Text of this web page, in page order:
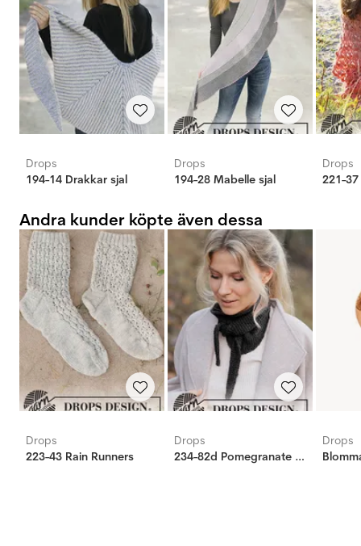
Drops
194-14 Drakkar sjal
Drops
194-28 Mabelle sjal
Drops
221-
Andra kunder köpte även dessa
Drops
223-43 Rain Runners
Drops
234-82d Pomegranate Shawl
Drops